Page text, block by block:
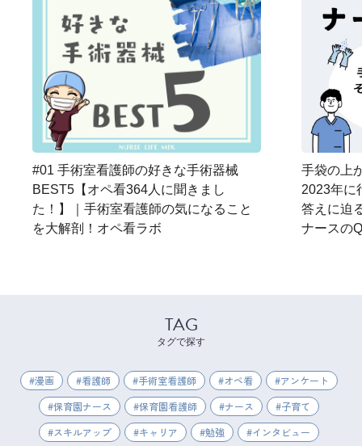
#01 手術室看護師の好きな手術器械
BEST5【オペ看364人に聞きまし
た！】｜手術室看護師の気になること
を大解剖！オペ看ラボ
手袋の上
2023年に
答えに迫
ナースの
TAG
タグで探す
漫画 看護師 手術室看護師 オペ看
アンケート
保育園ナース
保育園看護師 ナース
子育て
スキルアップ
キャリア 勉強
インタビュー